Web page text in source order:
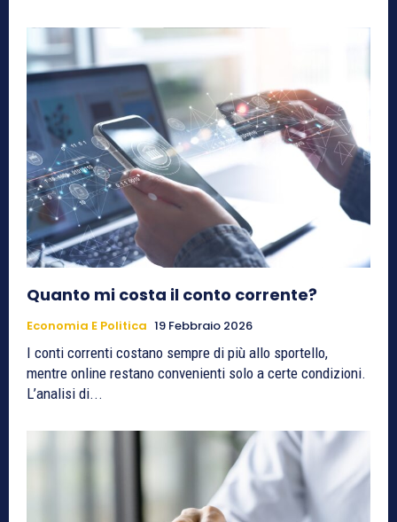
Quanto mi costa il conto corrente?
Economia E Politica 19 Febbraio 2026
I conti correnti costano sempre di più allo sportello,
mentre online restano convenienti solo a certe condizioni.
L’analisi di...